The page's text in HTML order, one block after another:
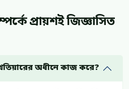
প্রায়শই জিজ্ঞাসিত
অধীনে কাজ করে?